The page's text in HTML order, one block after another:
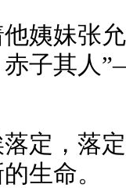
妹张允
赤子其
，落定
生命。